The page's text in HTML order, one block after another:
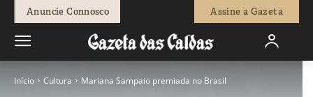
Anuncie Connosco Assine a Gazeta
Início Cultura Mariana Sampaio premiada no Brasil